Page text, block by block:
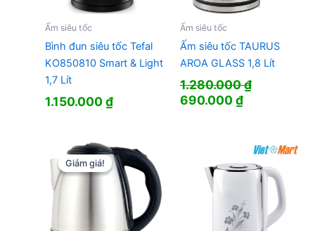
Ấm siêu tốc
Bình đun siêu tốc Tefal
KO850810 Smart & Light
1,7 Lít
1.150.000₫
Ấm siêu tốc
Ấm siêu tốc TAURUS
AROA GLASS 1,8 Lít
1.280.000₫
Giá
1.280.000 ₫.
690.000₫Giá
là:
690.000 ₫.
Giảm giá!
Giảm giá!